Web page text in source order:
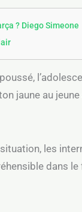
? Diego Simeone
jaune au
les
dans